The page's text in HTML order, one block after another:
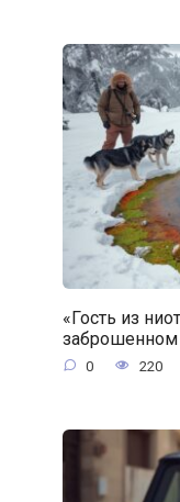
«Гость из
0 220